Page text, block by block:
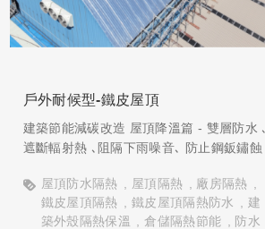
戶外耐候型-鐵皮屋頂
建築節能減碳改造 屋頂降溫篇 - 雙層防水 ､
遮斷輻射熱 ､阻隔下雨噪音､ 防止鋼鈑鏽蝕
屋頂防水隔熱 屋頂隔熱
廠房隔熱
鐵皮屋頂隔熱
鐵皮屋頂隔熱防水
建
築外殼隔熱保溫
倉儲隔熱節能
防水